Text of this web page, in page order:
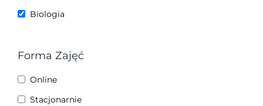
Kontakt
Koszyk
Panel Klienta
Biologia
Forma Zajęć
Online
Stacjonarnie